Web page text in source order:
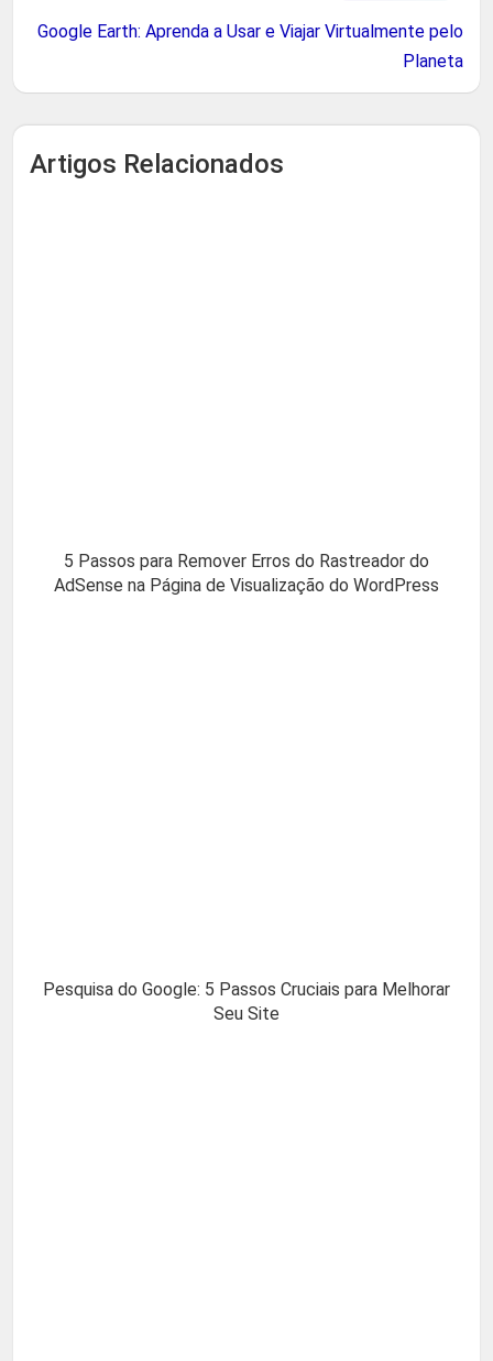
Google Earth: Aprenda a Usar e Viajar Virtualmente pelo
Planeta
Artigos Relacionados
5 Passos para Remover Erros do Rastreador do
AdSense na Página de Visualização do WordPress
Pesquisa do Google: 5 Passos Cruciais para Melhorar
Seu Site